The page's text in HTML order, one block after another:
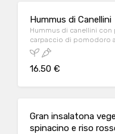
Hummus di Canellini
Hummus di canellini
carpaccio di pomodoro
16.50 €
Gran insalatona
spinacino e riso